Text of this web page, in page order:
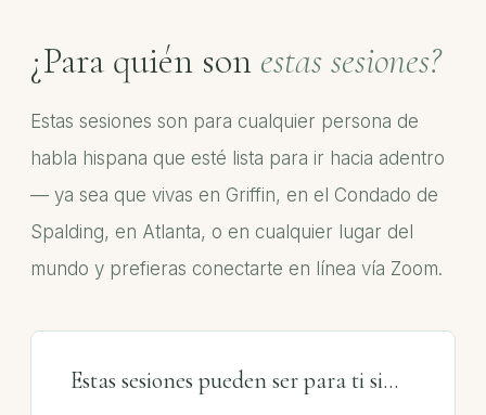
¿Para quién son estas sesiones?
Estas sesiones son para cualquier persona de
habla hispana que esté lista para ir hacia adentro
— ya sea que vivas en Griffin, en el Condado de
Spalding, en Atlanta, o en cualquier lugar del
mundo y prefieras conectarte en línea vía Zoom.
Estas sesiones pueden ser para ti si...